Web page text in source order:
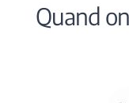
bascule
Accueil
Quand